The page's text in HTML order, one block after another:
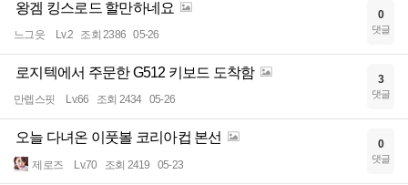
왕겜 킹스로드 할만하네요
느그읏 Lv.2 조회 2386 05-26
0
댓글
로지텍에서 주문한 G512 키보드 도착함
만렙스핏 Lv.66 조회 2434 05-26
3
댓글
오늘 다녀온 이풋볼 코리아컵 본선
제로즈 Lv.70 조회 2419 05-23
0
댓글